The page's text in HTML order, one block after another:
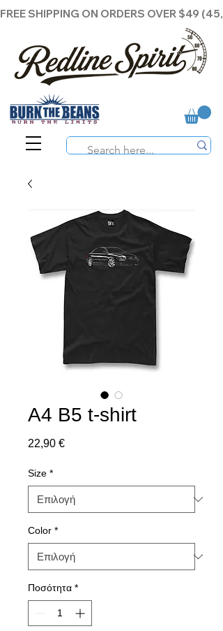
FREE SHIPPING ON ORDERS OVER $49
A4 B5 t-shirt
22,90 €Τιμή
Size *
Color *
Ποσότητα *